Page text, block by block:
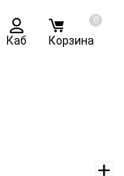
Каб
0
Корзина